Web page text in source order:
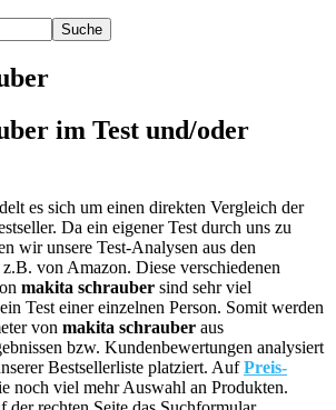
im Test und/oder
es sich um einen direkten Vergleich der
Da ein eigener Test durch uns zu
wir unsere Test-Analysen aus den
von Amazon. Diese verschiedenen
makita schrauber sind sehr viel
Test einer einzelnen Person. Somit werden
von makita schrauber aus
bzw. Kundenbewertungen analysiert
Bestsellerliste platziert. AufPreis-
noch viel mehr Auswahl an Produkten.